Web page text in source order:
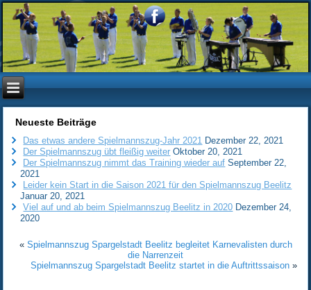
Neueste Beiträge
Das etwas andere Spielmannszug-Jahr 2021 Dezember 22, 2021
Der Spielmannszug übt fleißig weiter Oktober 20, 2021
Der Spielmannszug nimmt das Training wieder auf September 22,
2021
Leider kein Start in die Saison 2021 für den Spielmannszug Beelitz
Januar 20, 2021
Viel auf und ab beim Spielmannszug Beelitz in 2020 Dezember 24,
2020
« Spielmannszug Spargelstadt Beelitz begleitet Karnevalisten durch
die Narrenzeit
Spielmannszug Spargelstadt Beelitz startet in die Auftrittssaison»